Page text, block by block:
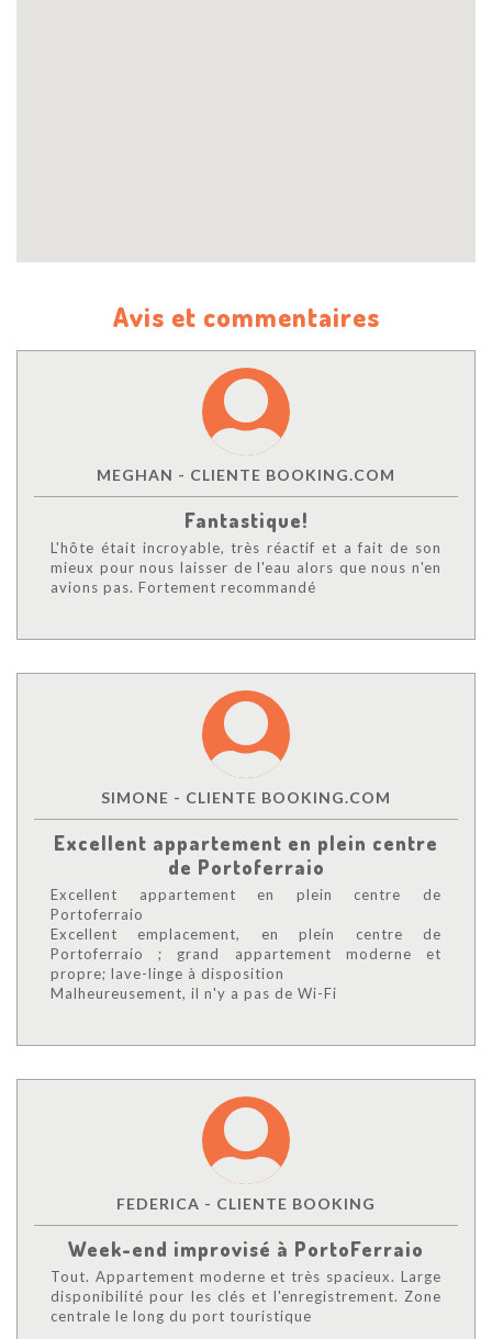
Avis et commentaires
MEGHAN - CLIENTE BOOKING.COM
Fantastique!
L'hôte était incroyable, très réactif et a fait de son
mieux pour nous laisser de l'eau alors que nous n'en
avions pas. Fortement recommandé
SIMONE - CLIENTE BOOKING.COM
Excellent appartement en plein centre
de Portoferraio
Excellent appartement en plein centre de
Portoferraio
Excellent emplacement, en plein centre de
Portoferraio ; grand appartement moderne et
propre; lave-linge à disposition
Malheureusement, il n'y a pas de Wi-Fi
FEDERICA - CLIENTE BOOKING
Week-end improvisé à PortoFerraio
Tout. Appartement moderne et très spacieux. Large
disponibilité pour les clés et l'enregistrement. Zone
centrale le long du port touristique